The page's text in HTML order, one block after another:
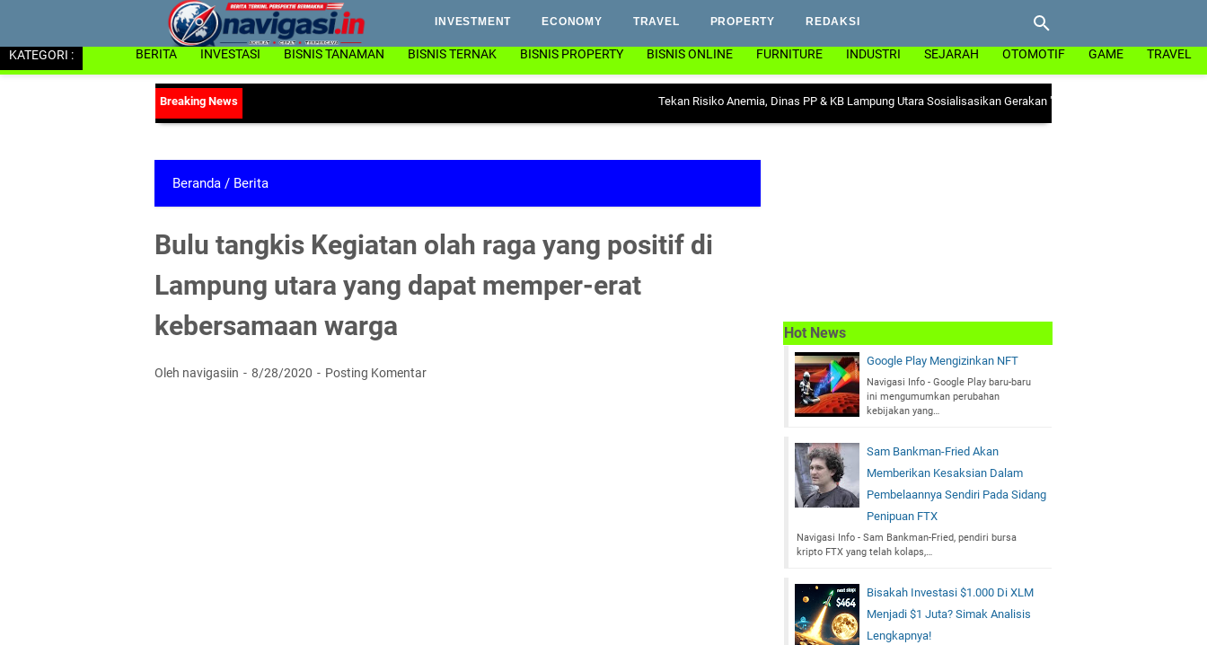
INVESTMENT ECONOMY TRAVEL PROPERTY REDAKSI
KATEGORI : BERITA INVESTASI BISNIS TANAMAN BISNIS TERNAK BISNIS PROPERTY BISNIS ONLINE FURNITURE INDUSTRI SEJARAH OTOMOTIF GAME TRAVEL
Tekan Risiko Anemia, Dinas PP & KB Lampung Utara Sosialisasikan Gerakan "Ayo Minum Tablet Tambah Darah" di
Beranda / Berita
Bulu tangkis Kegiatan olah raga yang positif di
Lampung utara yang dapat memper-erat
kebersamaan warga
Oleh navigasiin 8/28/2020 Posting Komentar
Hot News
Google Play Mengizinkan NFT
Navigasi Info - Google Play baru-baru
ini mengumumkan perubahan
kebijakan yang…
Sam Bankman-Fried Akan
Memberikan Kesaksian Dalam
Pembelaannya Sendiri Pada Sidang
Penipuan FTX
Navigasi Info - Sam Bankman-Fried, pendiri bursa
kripto FTX yang telah kolaps,…
Bisakah Investasi $1.000 Di XLM
Menjadi $1 Juta? Simak Analisis
Lengkapnya!